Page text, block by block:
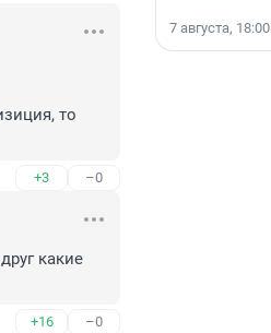
+3 –0
какие
+16 –0
7 августа, 18:00